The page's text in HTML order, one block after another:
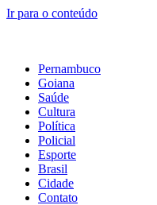
Ir para o conteúdo
Pernambuco
Goiana
Saúde
Cultura
Política
Policial
Esporte
Brasil
Cidade
Contato